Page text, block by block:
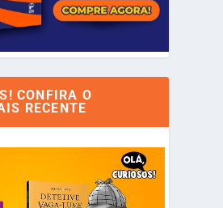
CONFIRA O
RECENTE